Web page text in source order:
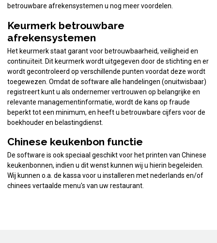
betrouwbare afrekensystemen u nog meer voordelen.
Keurmerk betrouwbare
afrekensystemen
Het keurmerk staat garant voor betrouwbaarheid, veiligheid en
continuïteit. Dit keurmerk wordt uitgegeven door de stichting en er
wordt gecontroleerd op verschillende punten voordat deze wordt
toegewezen. Omdat de software alle handelingen (onuitwisbaar)
registreert kunt u als ondernemer vertrouwen op belangrijke en
relevante managementinformatie, wordt de kans op fraude
beperkt tot een minimum, en heeft u betrouwbare cijfers voor de
boekhouder en belastingdienst.
Chinese keukenbon functie
De software is ook speciaal geschikt voor het printen van Chinese
keukenbonnen, indien u dit wenst kunnen wij u hierin begeleiden.
Wij kunnen o.a. de kassa voor u installeren met nederlands en/of
chinees vertaalde menu's van uw restaurant.